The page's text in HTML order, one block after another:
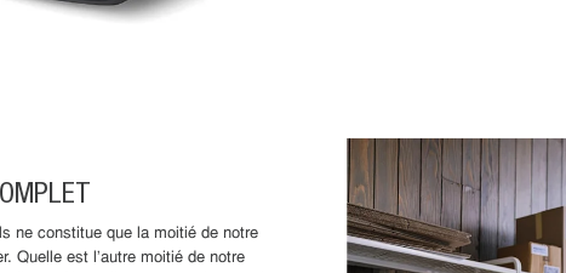
ne constitue que la moitié de notre
Quelle est l'autre moitié de notre